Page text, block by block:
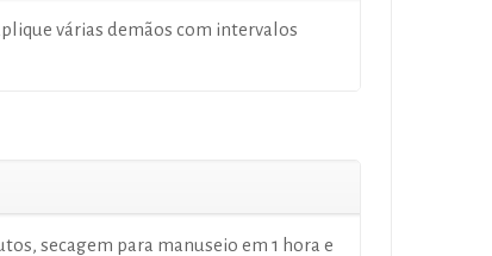
várias demãos com intervalos
secagem para manuseio em 1 hora e